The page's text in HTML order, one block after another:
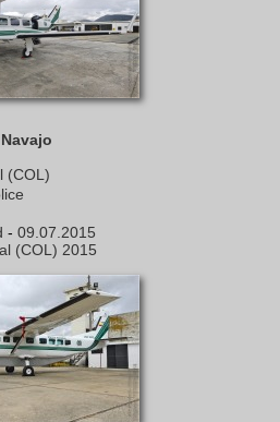
(COL)
- 09.07.2015
(COL) 2015